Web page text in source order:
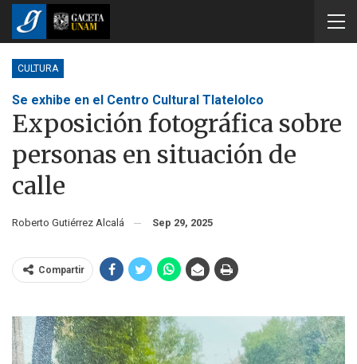
CULTURA
Se exhibe en el Centro Cultural Tlatelolco
Exposición fotográfica sobre
personas en situación de
calle
Roberto Gutiérrez Alcalá Sep 29, 2025
Compartir